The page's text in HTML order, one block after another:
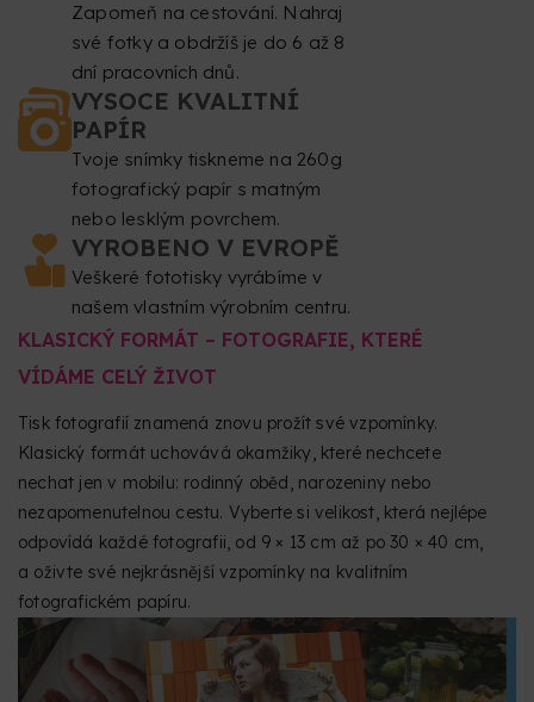
Zapomeň na cestování. Nahraj
své fotky a obdržíš je do 6 až 8
dní pracovních dnů.
VYSOCE KVALITNÍ
PAPÍR
Tvoje snímky tiskneme na 260g
fotografický papír s matným
nebo lesklým povrchem.
VYROBENO V EVROPĚ
Veškeré fototisky vyrábíme v
našem vlastním výrobním centru.
KLASICKÝ FORMÁT – FOTOGRAFIE, KTERÉ
VÍDÁME CELÝ ŽIVOT
Tisk fotografií znamená znovu prožít své vzpomínky.
Klasický formát uchovává okamžiky, které nechcete
nechat jen v mobilu: rodinný oběd, narozeniny nebo
nezapomenutelnou cestu. Vyberte si velikost, která nejlépe
odpovídá každé fotografii, od 9 × 13 cm až po 30 × 40 cm,
a oživte své nejkrásnější vzpomínky na kvalitním
fotografickém papíru.